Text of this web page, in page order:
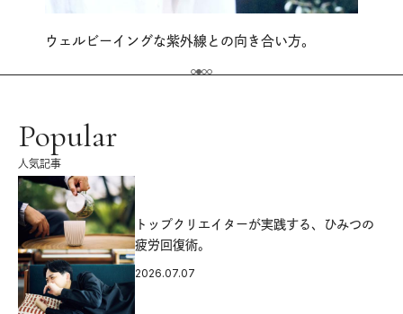
ウェルビーイングな紫外線との向き合い方。
Popular
人気記事
トップクリエイターが実践する、ひみつの
疲労回復術。
2026.07.07